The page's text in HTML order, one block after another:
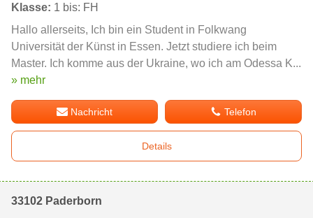
Klasse: 1 bis: FH
Hallo allerseits, Ich bin ein Student in Folkwang
Universität der Künst in Essen. Jetzt studiere ich beim
Master. Ich komme aus der Ukraine, wo ich am Odessa K...
» mehr
Nachricht Telefon
Details
33102 Paderborn